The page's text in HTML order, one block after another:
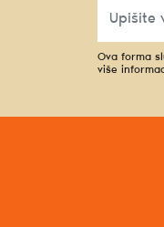
Ova forma
više